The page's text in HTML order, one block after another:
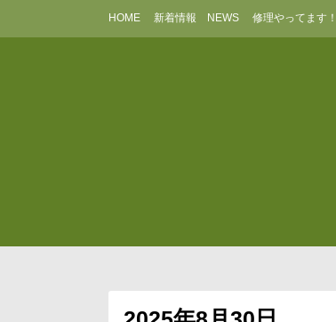
HOME 新着情報 NEWS 修理やってます！